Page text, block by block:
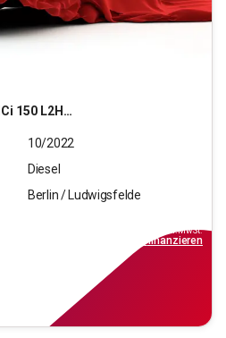
Komfort (EU6d)
10/2022
Diesel
Berlin / Ludwigsfelde
inkl.MwSt.
finanzieren